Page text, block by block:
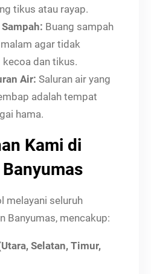
tikus atau rayap.
Buang sampah
agar tidak
kecoa dan tikus.
Air: Saluran air yang
adalah tempat
hama.
Kami di
melayani seluruh
Banyumas, mencakup:
Selatan, Timur,